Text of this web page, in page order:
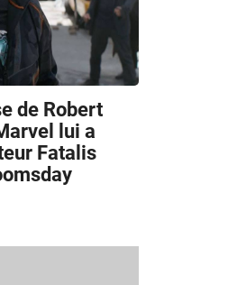
de Robert
lui a
Fatalis